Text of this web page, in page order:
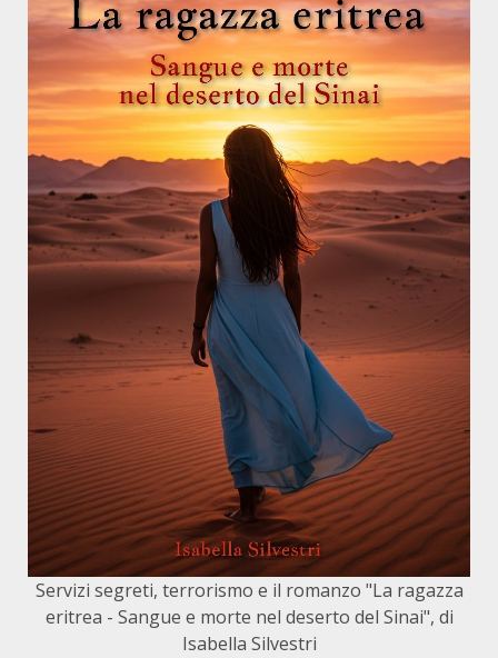
Servizi segreti, terrorismo e il romanzo "La ragazza
eritrea - Sangue e morte nel deserto del Sinai", di
Isabella Silvestri